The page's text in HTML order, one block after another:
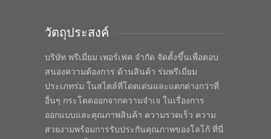
วัตถุประสงค์
บริษัท พรีเมี่ยม เพอร์เฟค จำกัด จัดตั้งขึ้นเพื่อตอบ
สนองความต้องการ ด้านสินค้า ร่มพรีเมี่ยม
ประเภทร่ม ในสไตล์ที่โดดเด่นและแตกต่างกว่าที่
อื่นๆ กระโดดออกจากความจำเจ ในเรื่องการ
ออกแบบและคุณภาพสินค้า ความรวดเร็ว ความ
สวยงามพร้อมการรับประกันคุณภาพของโลโก้ ที่นี่